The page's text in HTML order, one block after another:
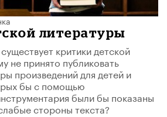
литературы
критики детской
не принято публиковать
произведений для детей и
бы с помощью
были бы показаны
стороны текста?